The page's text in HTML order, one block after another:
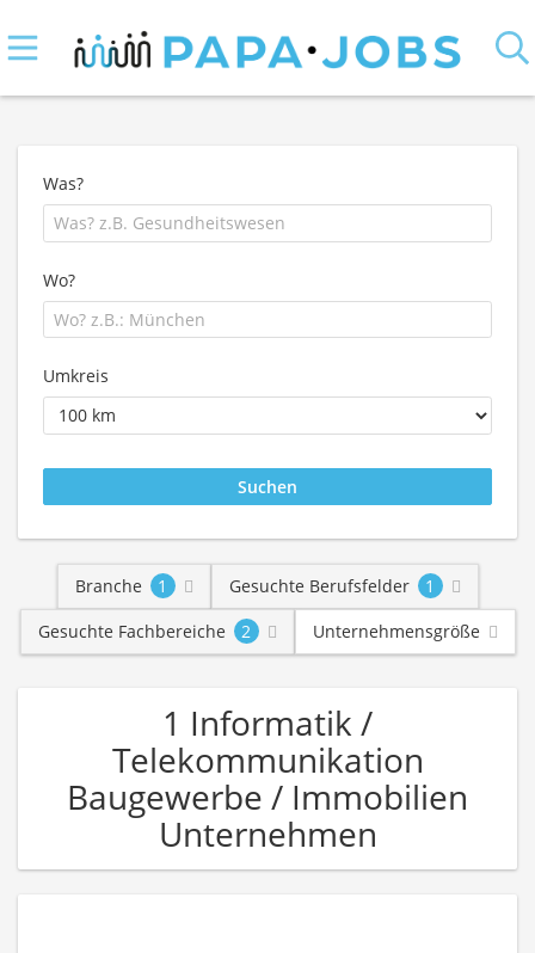
Was?
Wo?
Umkreis
Branche 1 Gesuchte Berufsfelder
1
Gesuchte Fachbereiche
2 Unternehmensgröße
1 Informatik /
Telekommunikation
Baugewerbe / Immobilien
Unternehmen